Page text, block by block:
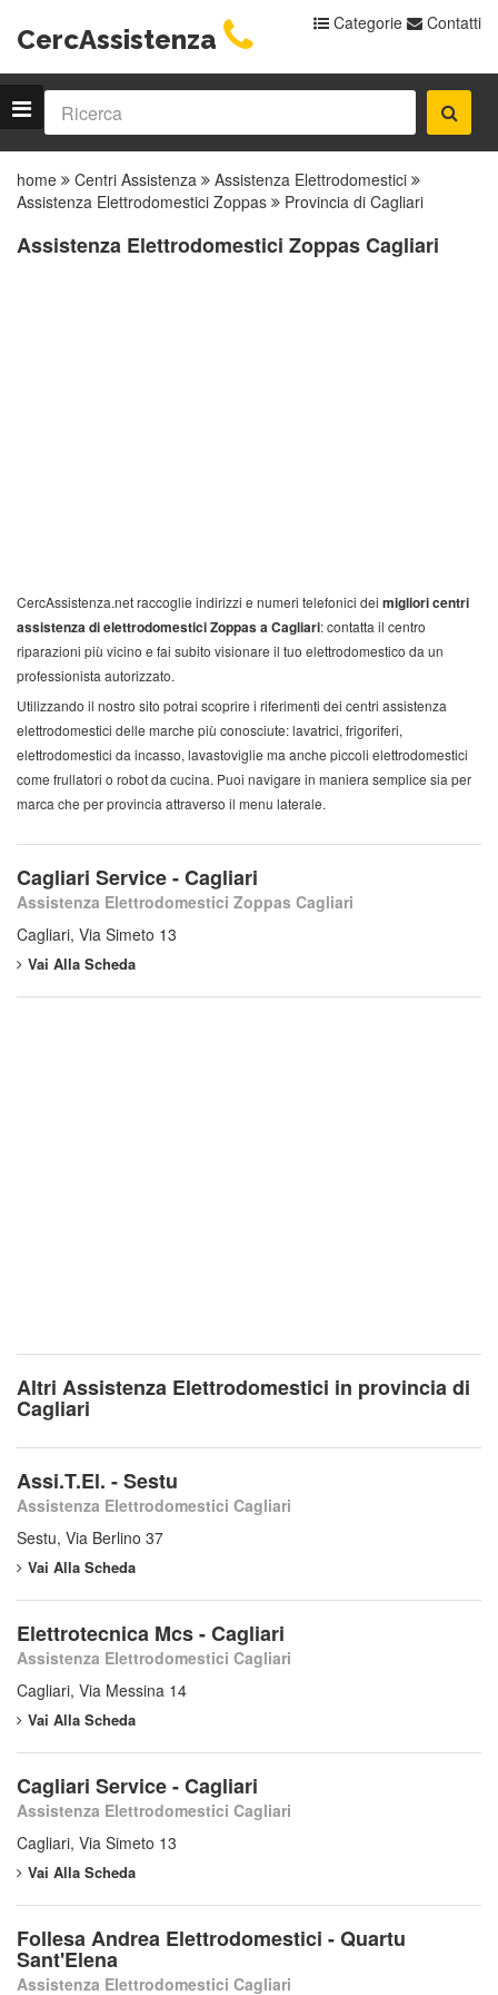
CercAssistenza
Categorie Contatti
home Centri Assistenza
Assistenza Elettrodomestici
Assistenza Elettrodomestici Zoppas
Provincia di Cagliari
Assistenza Elettrodomestici Zoppas Cagliari
CercAssistenza.net raccoglie indirizzi e numeri telefonici dei migliori centri
assistenza di elettrodomestici Zoppas a Cagliari: contatta il centro
riparazioni più vicino e fai subito visionare il tuo elettrodomestico da un
professionista autorizzato.
Utilizzando il nostro sito potrai scoprire i riferimenti dei centri assistenza
elettrodomestici delle marche più conosciute: lavatrici, frigoriferi,
elettrodomestici da incasso, lavastoviglie ma anche piccoli elettrodomestici
come frullatori o robot da cucina. Puoi navigare in maniera semplice sia per
marca che per provincia attraverso il menu laterale.
Cagliari Service - Cagliari
Assistenza Elettrodomestici Zoppas Cagliari
Cagliari, Via Simeto 13
Vai Alla Scheda
Altri Assistenza Elettrodomestici in provincia di
Cagliari
Assi.T.El. - Sestu
Assistenza Elettrodomestici Cagliari
Sestu, Via Berlino 37
Vai Alla Scheda
Elettrotecnica Mcs - Cagliari
Assistenza Elettrodomestici Cagliari
Cagliari, Via Messina 14
Vai Alla Scheda
Cagliari Service - Cagliari
Assistenza Elettrodomestici Cagliari
Cagliari, Via Simeto 13
Vai Alla Scheda
Follesa Andrea Elettrodomestici - Quartu
Sant'Elena
Assistenza Elettrodomestici Cagliari